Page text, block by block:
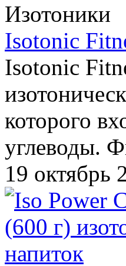
Изотоники
Isotonic
Isotonic
которого
углеводы.
19 октябрь